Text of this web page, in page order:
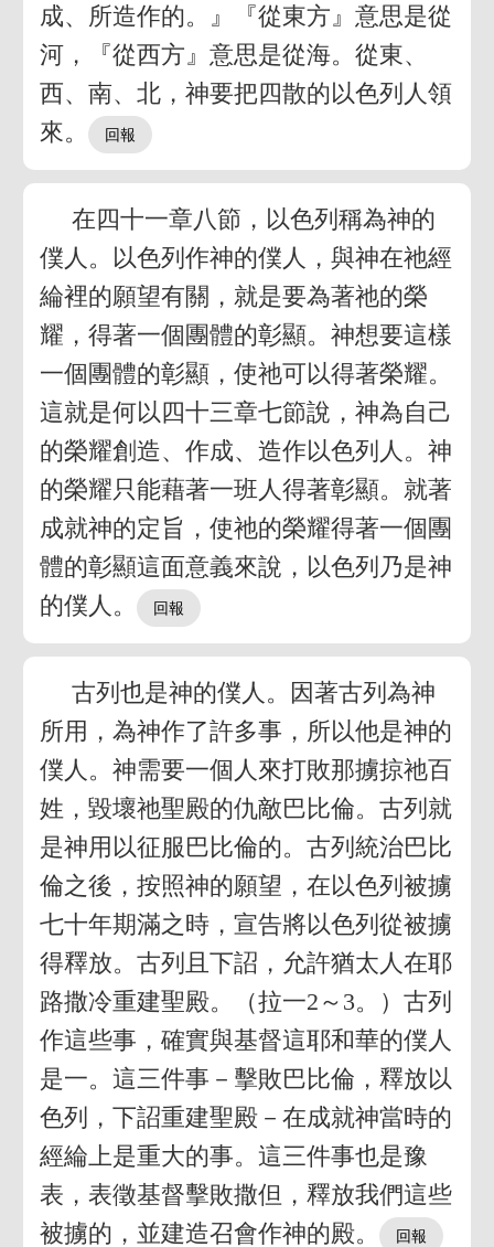
成、所造作的。』『從東方』意思是從
河，『從西方』意思是從海。從東、
西、南、北，神要把四散的以色列人領
來。
在四十一章八節，以色列稱為神的
僕人。以色列作神的僕人，與神在祂經
綸裡的願望有關，就是要為著祂的榮
耀，得著一個團體的彰顯。神想要這樣
一個團體的彰顯，使祂可以得著榮耀。
這就是何以四十三章七節說，神為自己
的榮耀創造、作成、造作以色列人。神
的榮耀只能藉著一班人得著彰顯。就著
成就神的定旨，使祂的榮耀得著一個團
體的彰顯這面意義來說，以色列乃是神
的僕人。
古列也是神的僕人。因著古列為神
所用，為神作了許多事，所以他是神的
僕人。神需要一個人來打敗那擄掠祂百
姓，毀壞祂聖殿的仇敵巴比倫。古列就
是神用以征服巴比倫的。古列統治巴比
倫之後，按照神的願望，在以色列被擄
七十年期滿之時，宣告將以色列從被擄
得釋放。古列且下詔，允許猶太人在耶
路撒冷重建聖殿。（拉一2～3。）古列
作這些事，確實與基督這耶和華的僕人
是一。這三件事－擊敗巴比倫，釋放以
色列，下詔重建聖殿－在成就神當時的
經綸上是重大的事。這三件事也是豫
表，表徵基督擊敗撒但，釋放我們這些
被擄的，並建造召會作神的殿。